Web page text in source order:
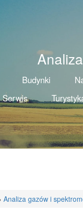
Budynki
Serwis
Analiza gazów i